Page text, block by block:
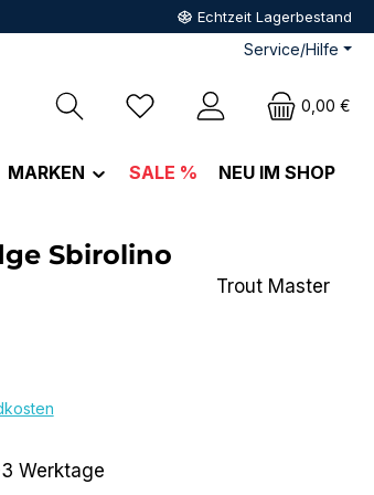
Echtzeit Lagerbestand
Service/Hilfe
Du hast 0 Produkte auf dem
0,00 €
MARKEN SALE % NEU IM SHOP
Sbirolino
Trout Master
Werktage